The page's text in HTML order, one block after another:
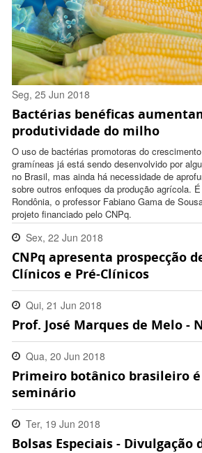
Seg, 25 Jun 2018
17:08:00 -0300
Bactérias benéficas
produtividade do milho
O uso de bactérias promotoras do
gramíneas já está sendo desenvolvido por
no Brasil, mas ainda há necessidade de
sobre outros enfoques da produção agrícola.
Rondônia, o professor Fabiano Gama de
projeto financiado pelo CNPq.
Sex, 22 Jun 2018
15:50:00 -0300
CNPq apresenta prospecção
Clínicos e Pré-Clínicos
Qui, 21 Jun 2018
16:28:00 -0300
Prof. José Marques de Melo -
Qua, 20 Jun 2018
09:13:00 -0300
Primeiro botânico brasileiro
seminário
Ter, 19 Jun 2018
09:02:00 -0300
Bolsas Especiais - Divulgação